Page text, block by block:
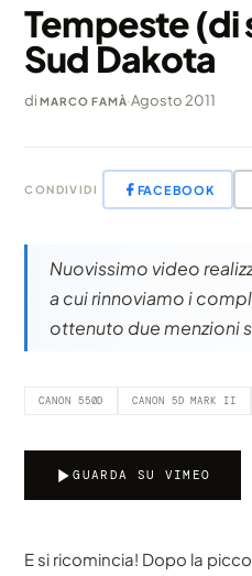
Tempeste (di
Sud Dakota
diMARCO FAMÀ·Agosto 2011
CONDIVIDI FACEBOOK
Nuovissimo video
a cui rinnoviamo i
ottenuto due menzioni
CANON 550D CANON 5D MARK II
GUARDA SU VIMEO
E si ricomincia! Dopo la